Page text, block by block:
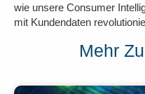
wie unsere Consumer
mit Kundendaten
Mehr